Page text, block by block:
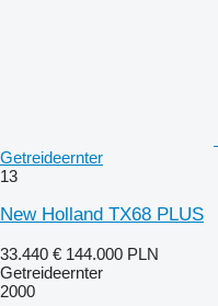
Getreideernter
13
New Holland TX68 PLUS
33.440 € 144.000 PLN
Getreideernter
2000